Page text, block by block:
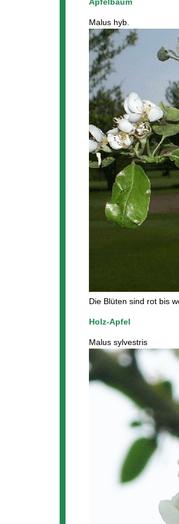
Malus hyb.
Die Blüten sind rot bis
Holz-Apfel
Malus sylvestris